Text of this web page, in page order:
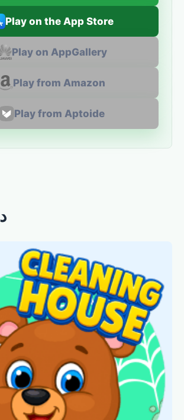
Play on the App Store
Play on AppGallery
Play from Amazon
Play from Aptoide